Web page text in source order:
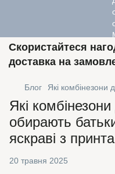
Скористайтеся
доставка на
Блог Які комбінезони
Які
обирають
яскраві з
20 травня 2025